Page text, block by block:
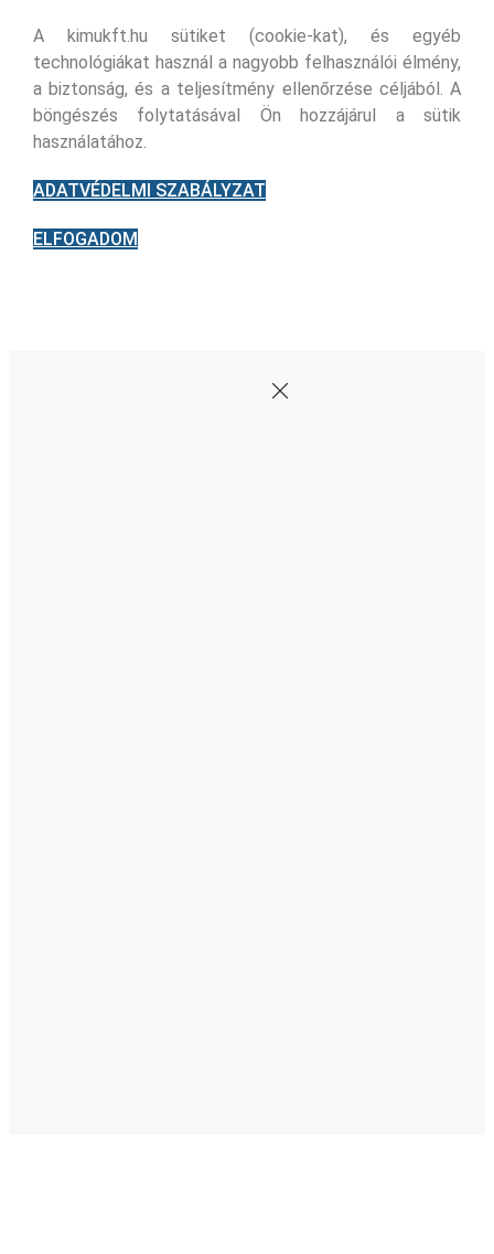
A kimukft.hu sütiket (cookie-kat), és egyéb
technológiákat használ a nagyobb felhasználói élmény,
a biztonság, és a teljesítmény ellenőrzése céljából. A
böngészés folytatásával Ön hozzájárul a sütik
használatához.
ADATVÉDELMI SZABÁLYZAT
ELFOGADOM